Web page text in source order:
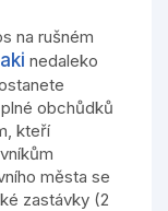
na rušném
nedaleko
obchůdků
kteří
města se
zastávky (2